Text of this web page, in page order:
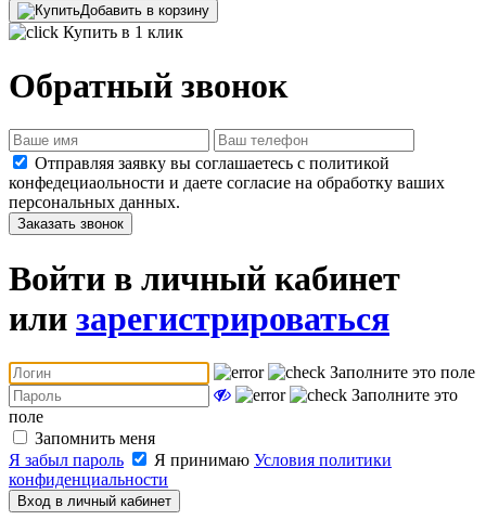
Добавить в корзину
Купить в 1 клик
Обратный звонок
Отправляя заявку вы соглашаетесь с политикой
конфедециаольности и даете согласие на обработку ваших
персональных данных.
Заказать звонок
Войти в личный кабинет
или зарегистрироваться
Заполните это поле
Заполните это
поле
Запомнить меня
Я забыл пароль
Я принимаю Условия политики
конфиденциальности
Вход в личный кабинет